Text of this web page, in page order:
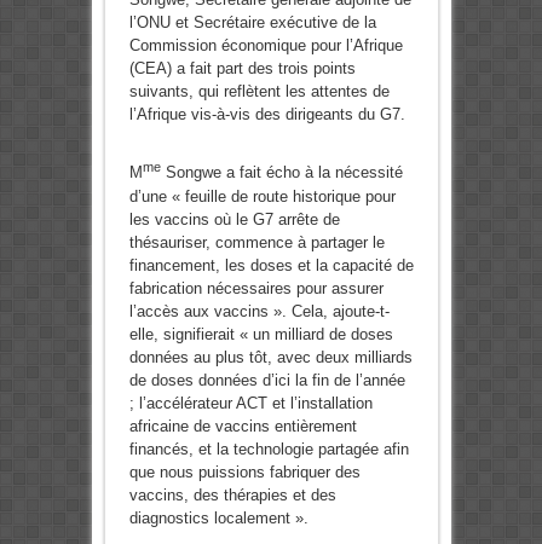
l’ONU et Secrétaire exécutive de la
Commission économique pour l’Afrique
(CEA) a fait part des trois points
suivants, qui reflètent les attentes de
l’Afrique vis-à-vis des dirigeants du G7.
MmeSongwe a fait écho à la nécessité
d’une « feuille de route historique pour
les vaccins où le G7 arrête de
thésauriser, commence à partager le
financement, les doses et la capacité de
fabrication nécessaires pour assurer
l’accès aux vaccins ». Cela, ajoute-t-
elle, signifierait « un milliard de doses
données au plus tôt, avec deux milliards
de doses données d’ici la fin de l’année
; l’accélérateur ACT et l’installation
africaine de vaccins entièrement
financés, et la technologie partagée afin
que nous puissions fabriquer des
vaccins, des thérapies et des
diagnostics localement ».